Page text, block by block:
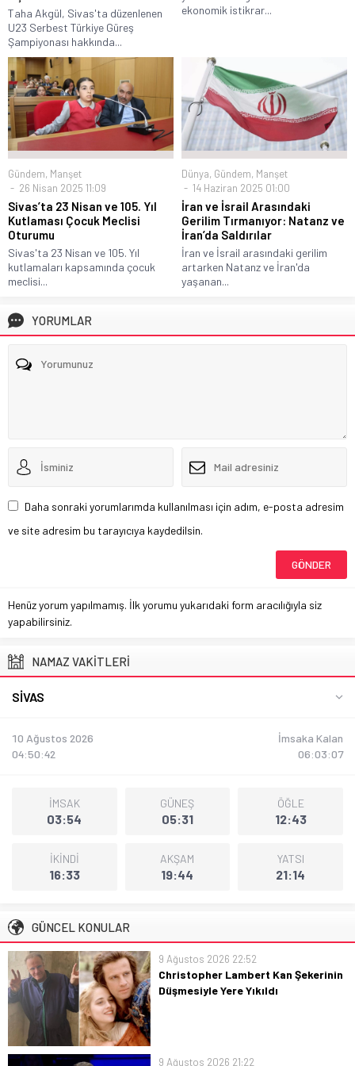
Taha Akgül, Sivas'ta düzenlenen
U23 Serbest Türkiye Güreş
Şampiyonası hakkında...
ekonomik istikrar...
Gündem, Manşet
26 Nisan 2025 11:09
Sivas’ta 23 Nisan ve 105. Yıl
Kutlaması Çocuk Meclisi
Oturumu
Sivas'ta 23 Nisan ve 105. Yıl
kutlamaları kapsamında çocuk
meclisi...
Dünya, Gündem, Manşet
14 Haziran 2025 01:00
İran ve İsrail Arasındaki
Gerilim Tırmanıyor: Natanz ve
İran’da Saldırılar
İran ve İsrail arasındaki gerilim
artarken Natanz ve İran'da
yaşanan...
YORUMLAR
Daha sonraki yorumlarımda kullanılması için adım, e-posta adresim
ve site adresim bu tarayıcıya kaydedilsin.
Henüz yorum yapılmamış. İlk yorumu yukarıdaki form aracılığıyla siz
yapabilirsiniz.
NAMAZ VAKİTLERİ
SIVAS
10 Ağustos 2026
04:50:43
İmsaka Kalan
06:03:06
İMSAK
03:54
GÜNEŞ
05:31
ÖĞLE
12:43
İKİNDİ
16:33
AKŞAM
19:44
YATSI
21:14
GÜNCEL KONULAR
9 Ağustos 2026 22:52
Christopher Lambert Kan Şekerinin
Düşmesiyle Yere Yıkıldı
9 Ağustos 2026 21:22